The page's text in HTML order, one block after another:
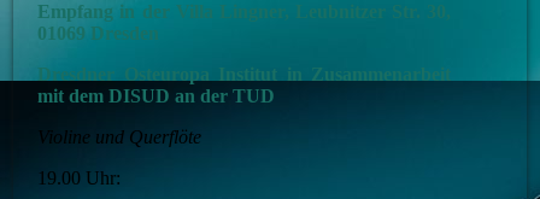
Empfang in der Villa Lingner, Leubnitzer Str. 30,
01069 Dresden
Dresdner Osteuropa Institut in Zusammenarbeit
mit dem DISUD an der TUD
Violine und Querflöte
19.00 Uhr: